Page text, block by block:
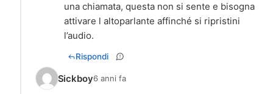
una chiamata, questa non si sente e bisogna
attivare l altoparlante affinché si ripristini
l’audio.
Rispondi
Sickboy6 anni fa